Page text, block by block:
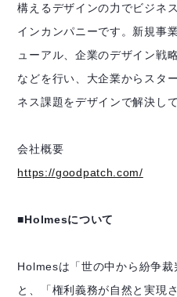
構えるデザインの力でビジネ
インカンパニーです。新規事
ューアル、企業のデザイン戦
などを行い、大企業からスタ
ネス課題をデザインで解決して
会社概要
https://goodpatch.com/
■Holmesについて
Holmesは「世の中から紛争裁
と、「権利義務が自然と実現